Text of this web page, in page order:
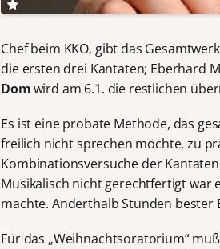
Chef beim KKO, gibt das
die ersten drei Kantaten; Eberhard
Domwird am 6.1. die restlichen
Es ist eine probate Methode, das
freilich nicht sprechen möchte, zu
Kombinationsversuche der
Musikalisch nicht gerechtfertigt war
machte. Anderthalb Stunden bester
Für das „Weihnachtsoratorium“